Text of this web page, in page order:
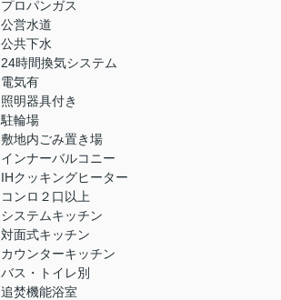
プロパンガス
公営水道
公共下水
24時間換気システム
電気有
照明器具付き
駐輪場
敷地内ごみ置き場
インナーバルコニー
IHクッキングヒーター
コンロ２口以上
システムキッチン
対面式キッチン
カウンターキッチン
バス・トイレ別
追焚機能浴室